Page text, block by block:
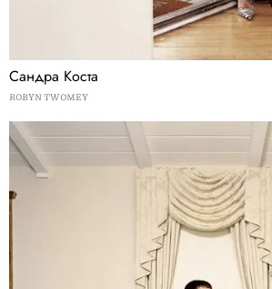
Сандра Коста
ROBYN TWOMEY